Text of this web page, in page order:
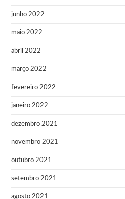
junho 2022
maio 2022
abril 2022
março 2022
fevereiro 2022
janeiro 2022
dezembro 2021
novembro 2021
outubro 2021
setembro 2021
agosto 2021